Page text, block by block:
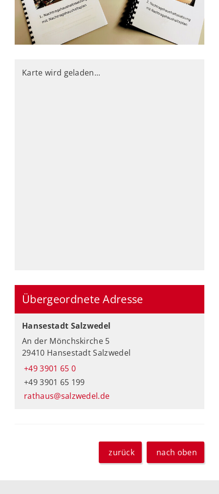
Karte wird geladen...
Übergeordnete Adresse
Hansestadt Salzwedel
An der Mönchskirche 5
29410 Hansestadt Salzwedel
+49 3901 65 0
+49 3901 65 199
rathaus@salzwedel.de
zurück nach oben